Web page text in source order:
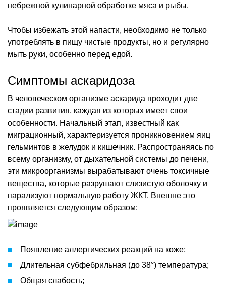
небрежной кулинарной обработке мяса и рыбы.
Чтобы избежать этой напасти, необходимо не только
употреблять в пищу чистые продукты, но и регулярно
мыть руки, особенно перед едой.
Симптомы аскаридоза
В человеческом организме аскарида проходит две
стадии развития, каждая из которых имеет свои
особенности. Начальный этап, известный как
миграционный, характеризуется проникновением яиц
гельминтов в желудок и кишечник. Распространяясь по
всему организму, от дыхательной системы до печени,
эти микроорганизмы вырабатывают очень токсичные
вещества, которые разрушают слизистую оболочку и
парализуют нормальную работу ЖКТ. Внешне это
проявляется следующим образом:
Появление аллергических реакций на коже;
Длительная субфебрильная (до 38°) температура;
Общая слабость;